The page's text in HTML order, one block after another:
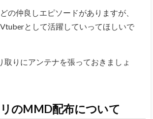
の仲良しエピソードがありますが、
として活躍していってほしいで
取りにアンテナを張っておきましょ
のMMD配布について